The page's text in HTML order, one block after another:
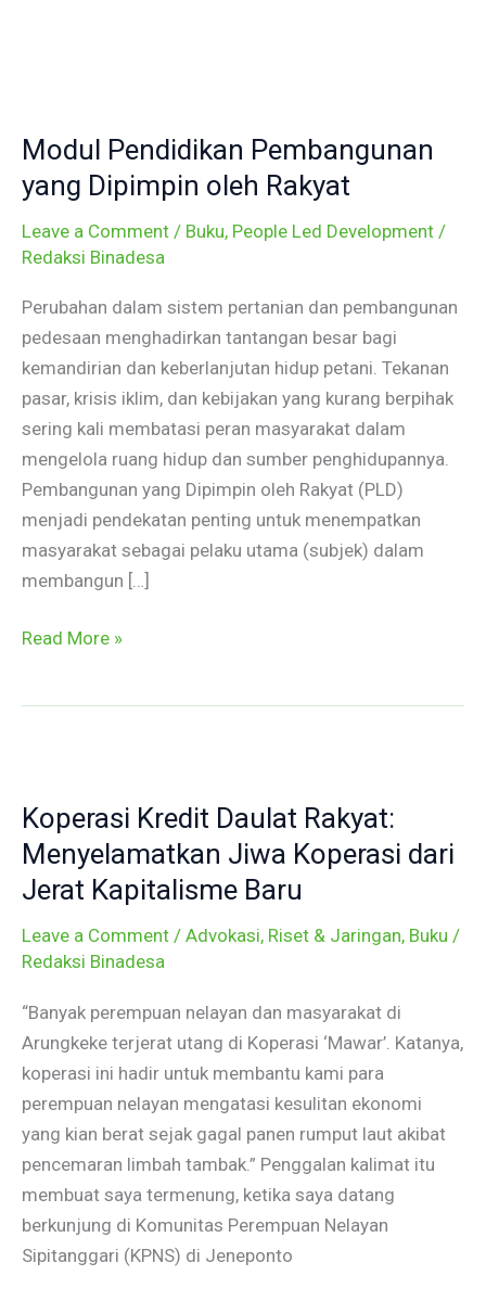
Modul Pendidikan Pembangunan
yang Dipimpin oleh Rakyat
Leave a Comment / Buku, People Led Development /
Redaksi Binadesa
Perubahan dalam sistem pertanian dan pembangunan
pedesaan menghadirkan tantangan besar bagi
kemandirian dan keberlanjutan hidup petani. Tekanan
pasar, krisis iklim, dan kebijakan yang kurang berpihak
sering kali membatasi peran masyarakat dalam
mengelola ruang hidup dan sumber penghidupannya.
Pembangunan yang Dipimpin oleh Rakyat (PLD)
menjadi pendekatan penting untuk menempatkan
masyarakat sebagai pelaku utama (subjek) dalam
membangun […]
Pembangunan
yang
oleh
Rakyat
Read More »
Koperasi Kredit Daulat Rakyat:
Menyelamatkan Jiwa Koperasi dari
Jerat Kapitalisme Baru
Leave a Comment / Advokasi, Riset & Jaringan, Buku /
Redaksi Binadesa
“Banyak perempuan nelayan dan masyarakat di
Arungkeke terjerat utang di Koperasi ‘Mawar’. Katanya,
koperasi ini hadir untuk membantu kami para
perempuan nelayan mengatasi kesulitan ekonomi
yang kian berat sejak gagal panen rumput laut akibat
pencemaran limbah tambak.” Penggalan kalimat itu
membuat saya termenung, ketika saya datang
berkunjung di Komunitas Perempuan Nelayan
Sipitanggari (KPNS) di Jeneponto
Daulat
Rakyat:
Menyelamatkan
Koperasi
dari
Jerat